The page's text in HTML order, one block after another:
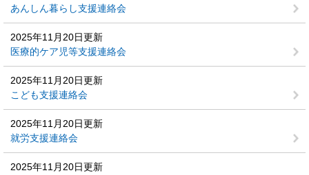
あんしん暮らし支援連絡会
2025年11月20日更新
医療的ケア児等支援連絡会
2025年11月20日更新
こども支援連絡会
2025年11月20日更新
就労支援連絡会
2025年11月20日更新